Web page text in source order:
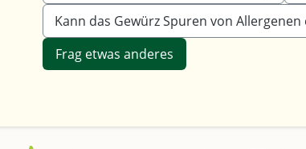
Kann das Gewürz Spuren von
Frag etwas anderes